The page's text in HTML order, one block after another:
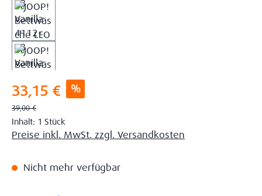
Verkaufspreis:
33,15 € %
Regulärer Preis:
39,00 €
Inhalt: 1 Stück
Preise inkl. MwSt. zzgl. Versandkosten
Nicht mehr verfügbar